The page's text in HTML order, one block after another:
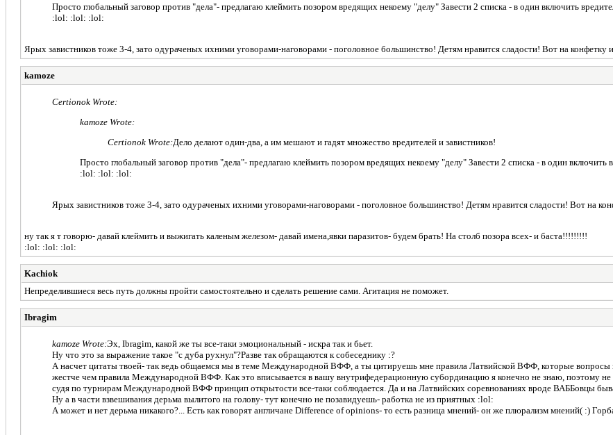
Просто глобальный заговор против "дела"- предлагаю клеймить позором вредящих некоему "делу" Завести 2 списка - в один включить
:lol: :lol: :lol:
Ярых завистников тоже 3-4, зато одураченых ихними уговорами-наговорами - поголовное большинство! Детям нравится сладости! Вот на конфетку
kamoze
Certionok Wrote:
kamoze Wrote:
Certionok Wrote:Дело делают один-два, а им мешают и гадят множество вредителей и завистников!
Просто глобальный заговор против "дела"- предлагаю клеймить позором вредящих некоему "делу" Завести 2 списка - в один включить
:lol: :lol: :lol:
Ярых завистников тоже 3-4, зато одураченых ихними уговорами-наговорами - поголовное большинство! Детям нравится сладости! Вот на
ну так я т говорю- давай клеймить и выжигать каленым железом- давай имена,явки паразитов- будем брать! На столб позора всех- и баста!!!!!!!!!
:lol: :lol: :lol:
Kachiok
Непределившиеся весь путь должны пройти самостоятельно и сделать решение сами. Агитация не поможет.
Ibragim
kamoze Wrote:Эх, Ibragim, какой же ты все-таки эмоциональный - искра так и бьет.
Ну что это за выражение такое "с дуба рухнул"?Разве так обращаются к собеседнику :?
А насчет цитаты твоей- так ведь общаемся мы в теме Международной ВФФ, а ты цитируешь мне правила Латвийской ВФФ, которые вопросы
жестче чем правила Международной ВФФ. Как это вписывается в вашу внутрифедерационную субординацию я конечно не знаю, поэтому
судя по турнирам Международной ВФФ принцип открытости все-таки соблюдается. Да и на Латвийских соревнованиях вроде ВАББовцы
Ну а в части взвешивания дерьма вылитого на голову- тут конечно не позавидуешь- работка не из приятных :lol:
А может и нет дерьма никакого?... Есть как говорят англичане Difference of opinions- то есть разница мнений- он же плюрализм мнений( :)